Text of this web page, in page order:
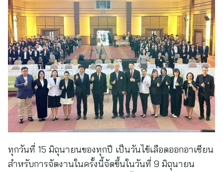
ทุกวันที่ 15 มิถุนายนของทุกปี เป็นวันไข้เลือดออกอาเซียน
สำหรับการจัดงานในครั้งนี้จัดขึ้นในวันที่ 9 มิถุนายน